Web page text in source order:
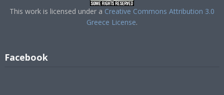
This work is licensed under a Creative Commons Attribution 3.0
Greece License.
Facebook